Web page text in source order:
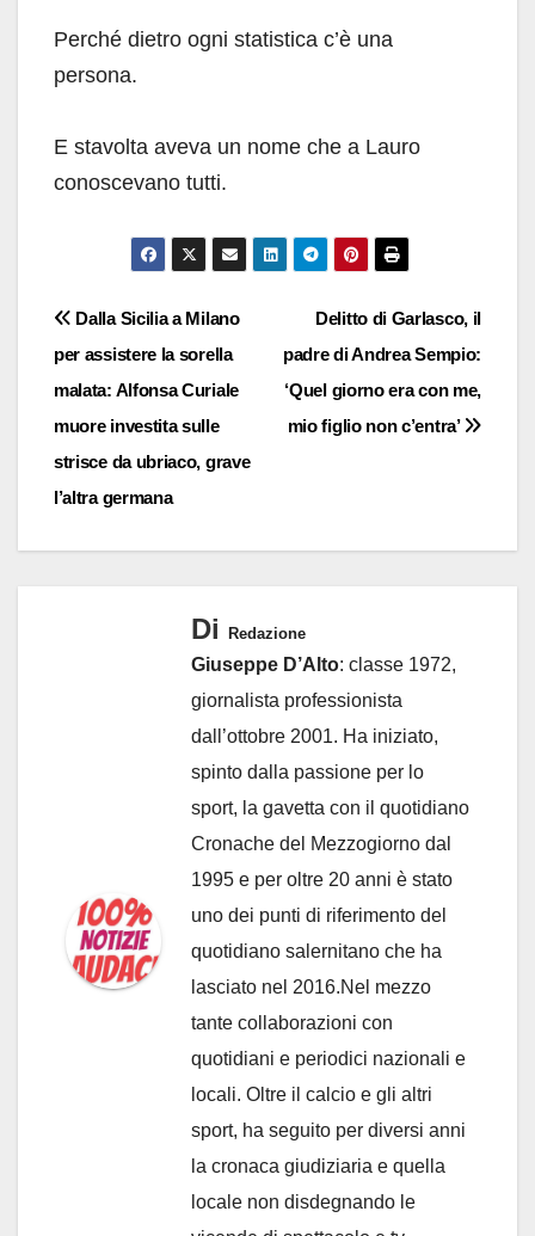
Perché dietro ogni statistica c’è una
persona.
E stavolta aveva un nome che a Lauro
conoscevano tutti.
Navigazione
articoli
Delitto di Garlasco, il
padre di Andrea Sempio:
‘Quel giorno era con me,
mio figlio non c’entra’
Dalla Sicilia a Milano
per assistere la sorella
malata: Alfonsa Curiale
muore investita sulle
strisce da ubriaco, grave
l’altra germana
Di Redazione
Giuseppe D’Alto: classe 1972,
giornalista professionista
dall’ottobre 2001. Ha iniziato,
spinto dalla passione per lo
sport, la gavetta con il quotidiano
Cronache del Mezzogiorno dal
1995 e per oltre 20 anni è stato
uno dei punti di riferimento del
quotidiano salernitano che ha
lasciato nel 2016.Nel mezzo
tante collaborazioni con
quotidiani e periodici nazionali e
locali. Oltre il calcio e gli altri
sport, ha seguito per diversi anni
la cronaca giudiziaria e quella
locale non disdegnando le